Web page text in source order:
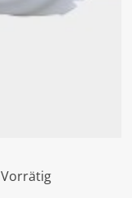
Vorrätig